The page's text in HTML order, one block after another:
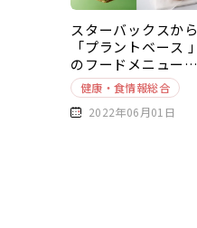
スターバックスから
「プラントベース 」
のフードメニューが
新発売
健康・食情報総合
2022年06月01日